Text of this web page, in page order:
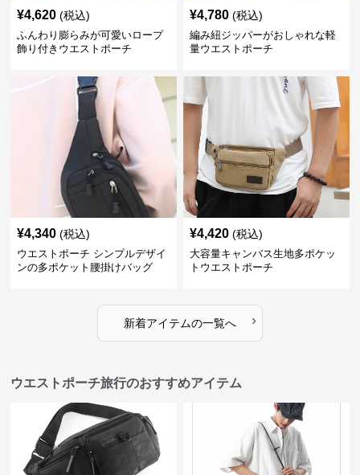
¥4,620 (税込)
ふんわり膨らみが可愛いロープ
飾り付きウエストポーチ
¥4,780 (税込)
編み紐ジッパーがおしゃれな軽
量ウエストポーチ
¥4,340 (税込)
ウエストポーチ シンプルデザイ
ンの多ポケット腰掛けバッグ
¥4,420 (税込)
大容量キャンバス生地多ポケッ
トウエストポーチ
新着アイテムの一覧へ ›
ウエストポーチ旅行のおすすめアイテム